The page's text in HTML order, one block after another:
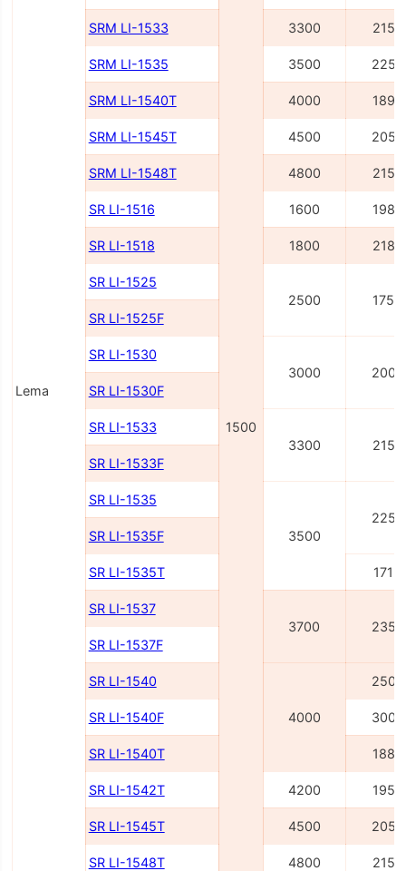
Lema
1500
SRM LI-1533 3300 2155
SRM LI-1535 3500 2255
SRM LI-1540Т 4000 1895
SRM LI-1545Т 4500 2055
SRM LI-1548Т 4800 2155
SR LI-1516 1600 1980
SR LI-1518 1800 2180
SR LI-1525
2500
1750
SR LI-1525F
SR LI-1530
3000
2000
SR LI-1530F
SR LI-1533
3300
2150
SR LI-1533F
SR LI-1535
3500
2250
SR LI-1535F
SR LI-1535T 1715
SR LI-1537
3700
2350
SR LI-1537F
SR LI-1540
4000
2500
SR LI-1540F 3000
SR LI-1540Т 1885
SR LI-1542Т 4200 1955
SR LI-1545Т 4500 2055
SR LI-1548Т 4800 2155